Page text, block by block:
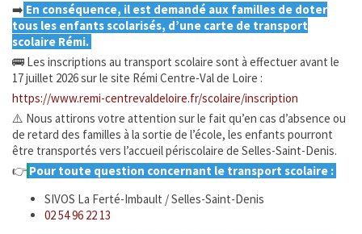
Enfance Jeunesse et Famille
Vie associative
Tourisme et Culture
Ça s'est passé à la Ferté
INFOS ÉPIZOOTIES
➡️ En conséquence, il est demandé aux familles de doter
tous les enfants scolarisés, d’une carte de transport
scolaire Rémi.
🚌 Les inscriptions au transport scolaire sont à effectuer avant le
17 juillet 2026 sur le site Rémi Centre-Val de Loire :
https://www.remi-centrevaldeloire.fr/scolaire/inscription
⚠️ Nous attirons votre attention sur le fait qu’en cas d’absence ou
de retard des familles à la sortie de l’école, les enfants pourront
être transportés vers l’accueil périscolaire de Selles-Saint-Denis.
👉 Pour toute question concernant le transport scolaire :
SIVOS La Ferté-Imbault / Selles-Saint-Denis
02 54 96 22 13